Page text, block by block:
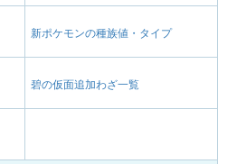
新ポケモンの種族値・タイプ
碧の仮面追加わざ一覧